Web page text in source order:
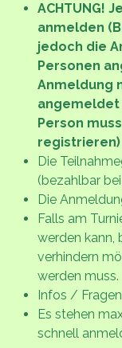
ACHTUNG!
anmelden
jedoch die
Personen
Anmeldung
angemeldet
Person
registrieren)
Die
(bezahlbar
Die
Falls am
werden kann,
verhindern
werden muss.
Infos /
Es stehen
schnell